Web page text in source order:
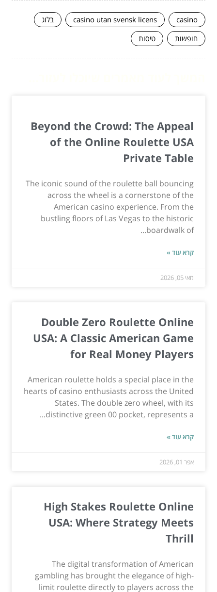
casino
casino utan svensk licens
בלוג
חופשות
טיסות
Beyond the Crowd: The Appeal
of the Online Roulette USA
Private Table
The iconic sound of the roulette ball bouncing
across the wheel is a cornerstone of the
American casino experience. From the
bustling floors of Las Vegas to the historic
boardwalk of...
קרא עוד »
מאי 05, 2026
Double Zero Roulette Online
USA: A Classic American Game
for Real Money Players
American roulette holds a special place in the
hearts of casino enthusiasts across the United
States. The double zero wheel, with its
distinctive green 00 pocket, represents a...
קרא עוד »
אפר 01, 2026
High Stakes Roulette Online
USA: Where Strategy Meets
Thrill
The digital transformation of American
gambling has brought the elegance of high-
limit roulette directly to players across the